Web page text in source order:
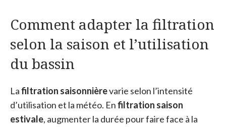
Comment adapter la filtration
selon la saison et l’utilisation
du bassin
Lafiltration saisonnièrevarie selon l’intensité
d’utilisation et la météo. Enfiltration saison
estivale, augmenter la durée pour faire face à la